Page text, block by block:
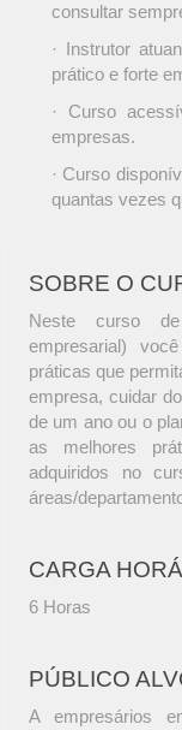
consultar
· Instrutor
prático e forte
· Curso
empresas.
· Curso
quantas vezes
SOBRE O
Neste curso de
empresarial)
práticas que
empresa, cuidar
de um ano ou o
as melhores
adquiridos no
áreas/
CARGA
6 Horas
PÚBLICO
A empresários